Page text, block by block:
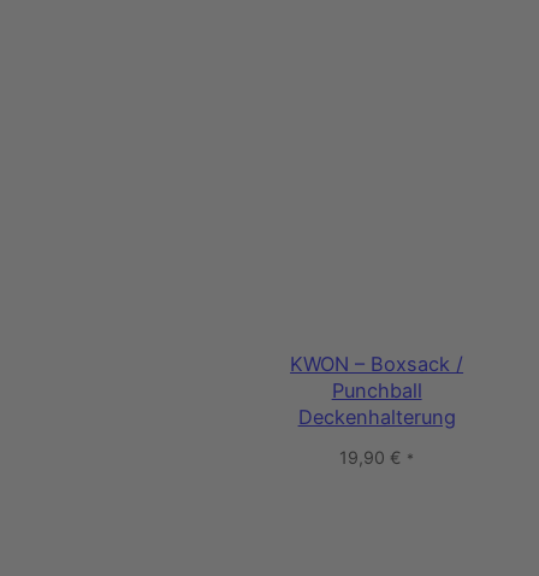
KWON – Boxsack /
Punchball
Deckenhalterung
19,90 € *